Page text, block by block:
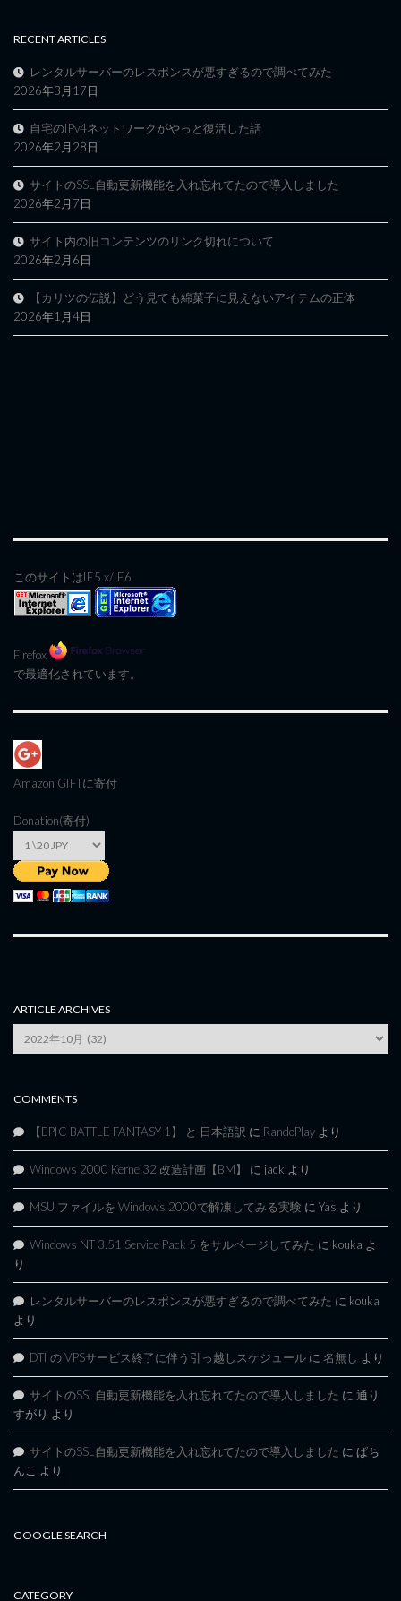
RECENT ARTICLES
レンタルサーバーのレスポンスが悪すぎるので調べてみた
2026年3月17日
自宅のIPv4ネットワークがやっと復活した話
2026年2月28日
サイトのSSL自動更新機能を入れ忘れてたので導入しました
2026年2月7日
サイト内の旧コンテンツのリンク切れについて
2026年2月6日
【カリツの伝説】どう見ても綿菓子に見えないアイテムの正体
2026年1月4日
このサイトはIE5.x/IE6
Firefox
で最適化されています。
Amazon GIFTに寄付
Donation(寄付)
ARTICLE ARCHIVES
Archives
COMMENTS
【EPIC BATTLE FANTASY 1】 と 日本語訳 に RandoPlay より
Windows 2000 Kernel32 改造計画【BM】 に jack より
MSU ファイルを Windows 2000で解凍してみる実験 に Yas より
Windows NT 3.51 Service Pack 5 をサルベージしてみた に kouka よ
り
レンタルサーバーのレスポンスが悪すぎるので調べてみた に kouka
より
DTI の VPSサービス終了に伴う引っ越しスケジュール に 名無し より
サイトのSSL自動更新機能を入れ忘れてたので導入しました に 通り
すがり より
サイトのSSL自動更新機能を入れ忘れてたので導入しました に ぱち
んこ より
GOOGLE SEARCH
CATEGORY